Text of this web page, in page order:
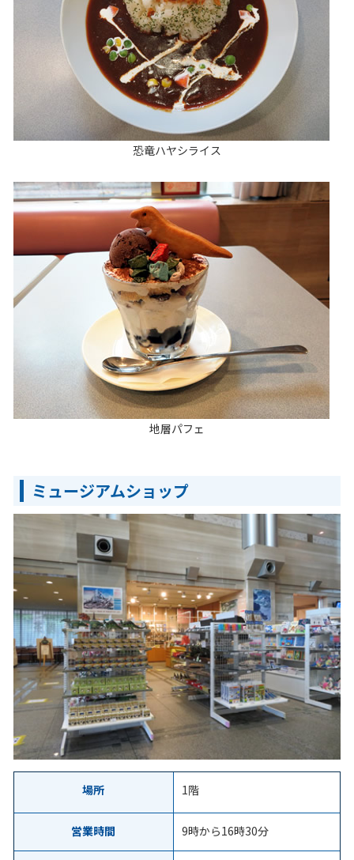
恐竜ハヤシライス
地層パフェ
ミュージアムショップ
場所 1階
営業時間 9時から16時30分